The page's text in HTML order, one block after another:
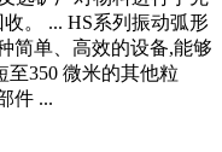
。 ... HS系列振动弧形
简单、高效的设备,能够
350 微米的其他粒
件 ...